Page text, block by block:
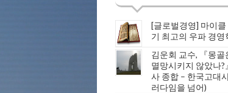
[글로벌경영] 마이클
기 최고의 우파 경영
김운회 교수, 『몽골
멸망시키지 않았나?
사 종합 – 한국고대
러다임을 넘어)